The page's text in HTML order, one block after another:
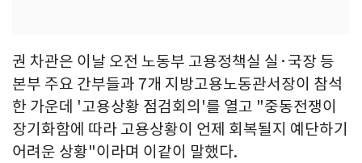
권 차관은 이날 오전 노동부 고용정책실 실·국장 등
본부 주요 간부들과 7개 지방고용노동관서장이 참석
한 가운데 '고용상황 점검회의'를 열고 "중동전쟁이
장기화함에 따라 고용상황이 언제 회복될지 예단하기
어려운 상황"이라며 이같이 말했다.